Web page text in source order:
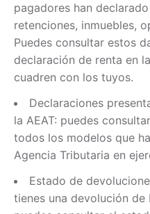
pagadores han
retenciones, inmuebles,
Puedes consultar estos
declaración de renta en
cuadren con los tuyos.
Declaraciones
la AEAT: puedes
todos los modelos que
Agencia Tributaria en
Estado de
tienes una devolución de